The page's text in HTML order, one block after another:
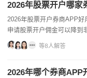
2026年股票开户哪家
2026年股票开户券商APP
申请股票开户佣金可以降到
户不需要钱，在股票交易市
等8人解答
2026年哪个券商APP